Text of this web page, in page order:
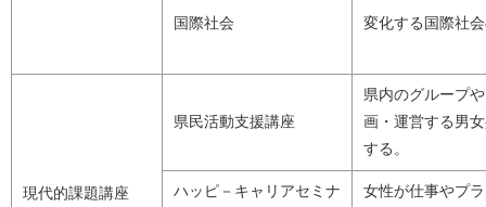
国際社会 変化する国際社
現代的課題講座
県民活動支援講座
県内のグループ
画・運営する男
する。
ハッピ－キャリアセミナ
女性が仕事やプ